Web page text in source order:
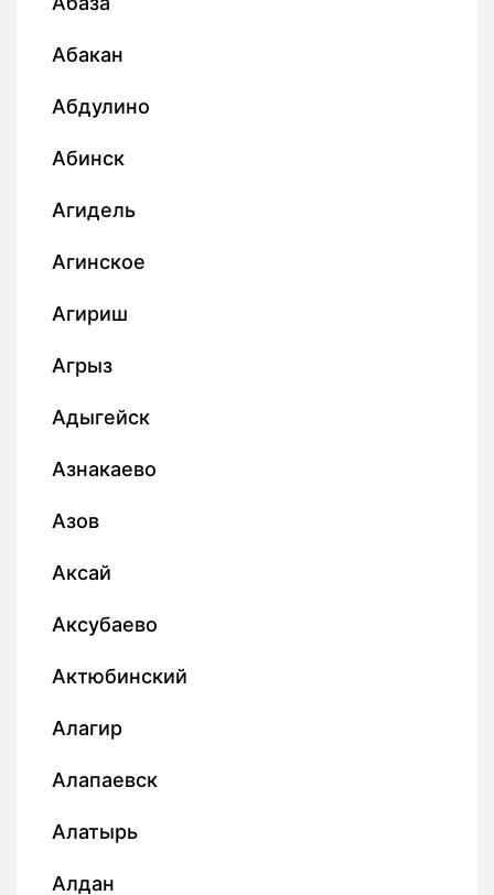
Абакан
Абдулино
Абинск
Агидель
Агинское
Агириш
Агрыз
Адыгейск
Азнакаево
Азов
Аксай
Аксубаево
Актюбинский
Алагир
Алапаевск
Алатырь
Алдан